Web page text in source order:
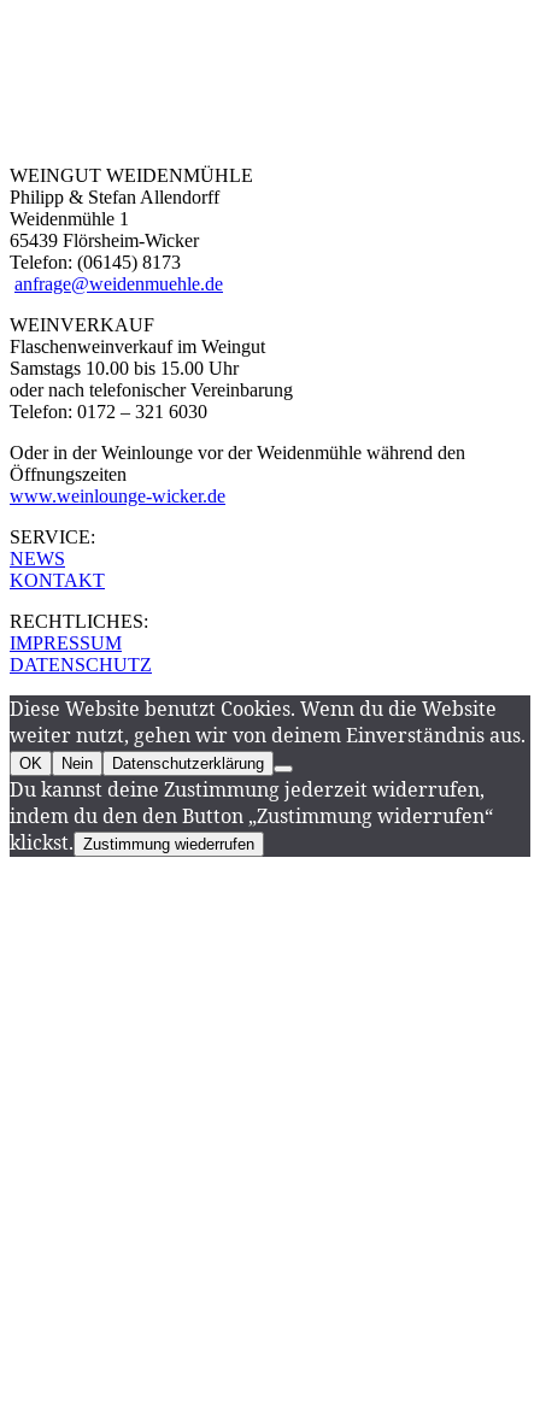
WEINGUT WEIDENMÜHLE
Philipp & Stefan Allendorff
Weidenmühle 1
65439 Flörsheim-Wicker
Telefon: (06145) 8173
anfrage@weidenmuehle.de
WEINVERKAUF
Flaschenweinverkauf im Weingut
Samstags 10.00 bis 15.00 Uhr
oder nach telefonischer Vereinbarung
Telefon: 0172 – 321 6030
Oder in der Weinlounge vor der Weidenmühle während den
Öffnungszeiten
www.weinlounge-wicker.de
SERVICE:
NEWS
KONTAKT
RECHTLICHES:
IMPRESSUM
DATENSCHUTZ
Diese Website benutzt Cookies. Wenn du die Website
weiter nutzt, gehen wir von deinem Einverständnis aus.
OK Nein Datenschutzerklärung
Du kannst deine Zustimmung jederzeit widerrufen,
indem du den den Button „Zustimmung widerrufen“
klickst. Zustimmung wiederrufen